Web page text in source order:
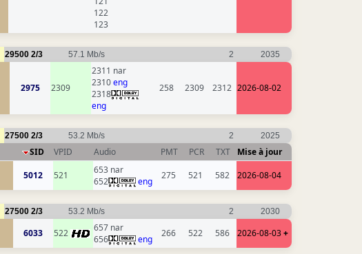
122
123
29500 2/3 57.1 Mb/s 2 2035
2975 2309
2311 nar
2310eng
2318
eng
258 2309 2312 2026-08-02
27500 2/3 53.2 Mb/s 2 2025
SID VPID Audio PMT PCR TXT
Mise à jour
5012 521
653 nar
652
eng
275 521 582 2026-08-04
27500 2/3 53.2 Mb/s 2 2030
6033 522
657 nar
656
eng
266 522 586 2026-08-03+